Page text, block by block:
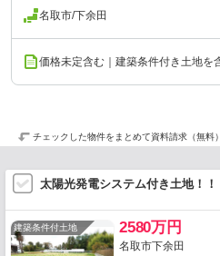
名取市/下余田
価格未定含む｜建築条件付き土地を
チェックした物件をまとめて資料請求（無料）
太陽光発電システム付き土地！！
建築条件付土地 2580万円
名取市下余田